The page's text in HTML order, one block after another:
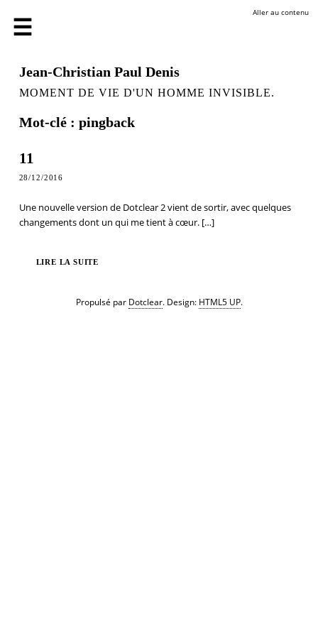
Aller au contenu
Jean-Christian Paul Denis
MOMENT DE VIE D'UN HOMME INVISIBLE.
Mot-clé : pingback
11
28/12/2016
Une nouvelle version de Dotclear 2 vient de sortir, avec quelques
changements dont un qui me tient à cœur.[…]
LIRE LA SUITE
Propulsé par Dotclear. Design: HTML5 UP.